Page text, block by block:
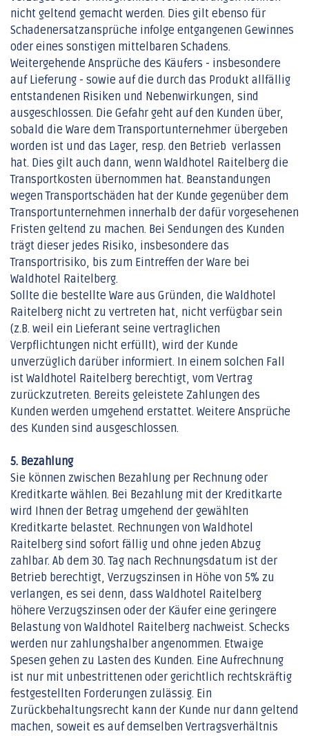
nicht geltend gemacht werden. Dies gilt ebenso für
Schadenersatzansprüche infolge entgangenen Gewinnes
oder eines sonstigen mittelbaren Schadens.
Weitergehende Ansprüche des Käufers - insbesondere
auf Lieferung - sowie auf die durch das Produkt allfällig
entstandenen Risiken und Nebenwirkungen, sind
ausgeschlossen. Die Gefahr geht auf den Kunden über,
sobald die Ware dem Transportunternehmer übergeben
worden ist und das Lager, resp. den Betrieb verlassen
hat. Dies gilt auch dann, wenn Waldhotel Raitelberg die
Transportkosten übernommen hat. Beanstandungen
wegen Transportschäden hat der Kunde gegenüber dem
Transportunternehmen innerhalb der dafür vorgesehenen
Fristen geltend zu machen. Bei Sendungen des Kunden
trägt dieser jedes Risiko, insbesondere das
Transportrisiko, bis zum Eintreffen der Ware bei
Waldhotel Raitelberg.
Sollte die bestellte Ware aus Gründen, die Waldhotel
Raitelberg nicht zu vertreten hat, nicht verfügbar sein
(z.B. weil ein Lieferant seine vertraglichen
Verpflichtungen nicht erfüllt), wird der Kunde
unverzüglich darüber informiert. In einem solchen Fall
ist Waldhotel Raitelberg berechtigt, vom Vertrag
zurückzutreten. Bereits geleistete Zahlungen des
Kunden werden umgehend erstattet. Weitere Ansprüche
des Kunden sind ausgeschlossen.
5. Bezahlung
Sie können zwischen Bezahlung per Rechnung oder
Kreditkarte wählen. Bei Bezahlung mit der Kreditkarte
wird Ihnen der Betrag umgehend der gewählten
Kreditkarte belastet. Rechnungen von Waldhotel
Raitelberg sind sofort fällig und ohne jeden Abzug
zahlbar. Ab dem 30. Tag nach Rechnungsdatum ist der
Betrieb berechtigt, Verzugszinsen in Höhe von 5% zu
verlangen, es sei denn, dass Waldhotel Raitelberg
höhere Verzugszinsen oder der Käufer eine geringere
Belastung von Waldhotel Raitelberg nachweist. Schecks
werden nur zahlungshalber angenommen. Etwaige
Spesen gehen zu Lasten des Kunden. Eine Aufrechnung
ist nur mit unbestrittenen oder gerichtlich rechtskräftig
festgestellten Forderungen zulässig. Ein
Zurückbehaltungsrecht kann der Kunde nur dann geltend
machen, soweit es auf demselben Vertragsverhältnis